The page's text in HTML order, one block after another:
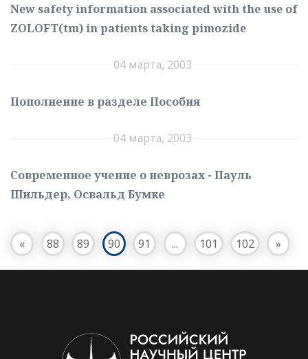
New safety information associated with the use of
ZOLOFT(tm) in patients taking pimozide
04 марта, 2003
Пополнение в разделе Пособия
04 марта, 2003
Современное учение о неврозах - Пауль
Шильдер, Освальд Бумке
« 88 89 90 91 ... 101 102 »